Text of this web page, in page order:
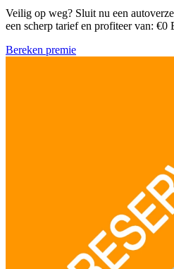
Veilig op weg? Sluit nu een
een scherp tarief en profiteer van: €0
Bereken premie